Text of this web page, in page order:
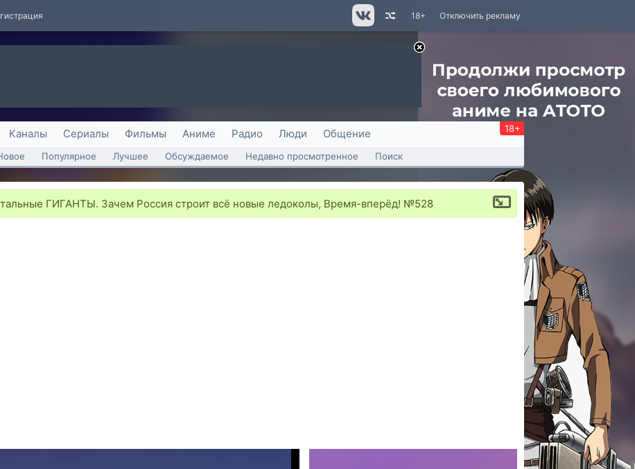
Отключить рекламу
18+
Каналы Сериалы Фильмы Аниме Радио Люди Общение 18+
Популярное Лучшее Обсуждаемое Недавно просмотренное Поиск
ГИГАНТЫ. Зачем Россия строит всё новые ледоколы, Время-вперёд! №528